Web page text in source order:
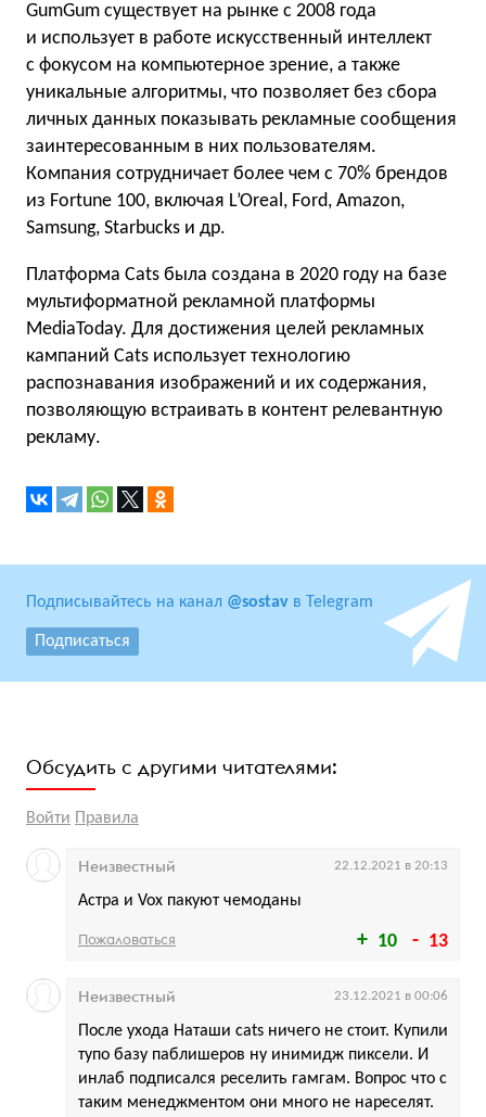
GumGum существует на рынке с 2008 года
и использует в работе искусственный интеллект
с фокусом на компьютерное зрение, а также
уникальные алгоритмы, что позволяет без сбора
личных данных показывать рекламные сообщения
заинтересованным в них пользователям.
Компания сотрудничает более чем с 70% брендов
из Fortune 100, включая L’Oreal, Ford, Amazon,
Samsung, Starbucks и др.
Платформа Cats была создана в 2020 году на базе
мультиформатной рекламной платформы
MediaToday. Для достижения целей рекламных
кампаний Cats использует технологию
распознавания изображений и их содержания,
позволяющую встраивать в контент релевантную
рекламу.
Подписывайтесь на канал @sostav в Telegram
Подписаться
Обсудить с другими читателями:
Войти Правила
10 13
Астра и Vox пакуют чемоданы
Неизвестный 22.12.2021 в 20:13
Пожаловаться
После ухода Наташи cats ничего не стоит. Купили
тупо базу паблишеров ну инимидж пиксели. И
инлаб подписался реселить гамгам. Вопрос что с
таким менеджментом они много не нареселят.
Неизвестный 23.12.2021 в 00:06